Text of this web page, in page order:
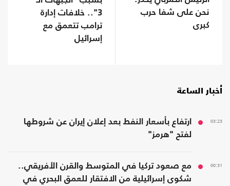
نحن على شفا حرب
كبرى
3".. خلافات إدارة
ترامب تتعمق مع
إسرائيل
أخبار الساعة
03:23
ارتفاع بأسعار النفط بعد إعلان إيران عن شروطها
لفتح "هرمز"
00:31
مع صعود تركيا في المتوسط والقرن الأفريقي..
شكوى إسرائيلية من الافتقار للعمق البحري في